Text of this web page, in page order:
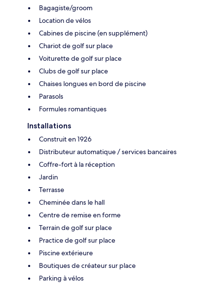
Bagagiste/groom
Location de vélos
Cabines de piscine (en supplément)
Chariot de golf sur place
Voiturette de golf sur place
Clubs de golf sur place
Chaises longues en bord de piscine
Parasols
Formules romantiques
Installations
Construit en 1926
Distributeur automatique / services bancaires
Coffre-fort à la réception
Jardin
Terrasse
Cheminée dans le hall
Centre de remise en forme
Terrain de golf sur place
Practice de golf sur place
Piscine extérieure
Boutiques de créateur sur place
Parking à vélos